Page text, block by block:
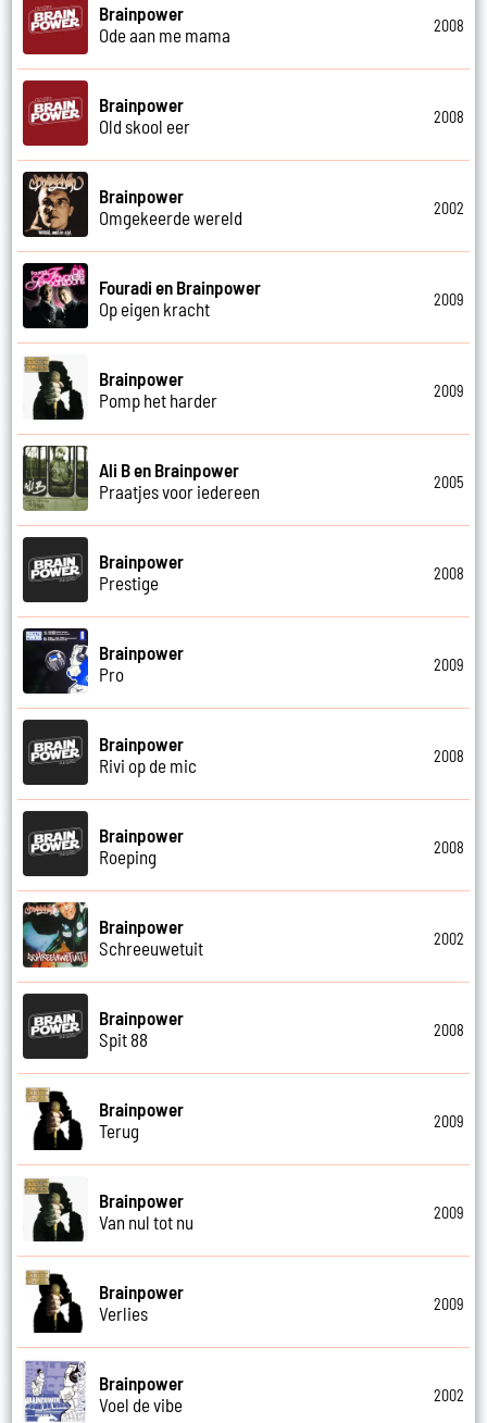
Brainpower
Ode aan me mama
2008
Brainpower
Old skool eer
2008
Brainpower
Omgekeerde wereld
2002
Fouradi en Brainpower
Op eigen kracht
2009
Brainpower
Pomp het harder
2009
Ali B en Brainpower
Praatjes voor iedereen
2005
Brainpower
Prestige
2008
Brainpower
Pro
2009
Brainpower
Rivi op de mic
2008
Brainpower
Roeping
2008
Brainpower
Schreeuwetuit
2002
Brainpower
Spit 88
2008
Brainpower
Terug
2009
Brainpower
Van nul tot nu
2009
Brainpower
Verlies
2009
Brainpower
Voel de vibe
2002